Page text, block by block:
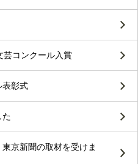
芸コンクール入賞
表彰式
た
京新聞の取材を受けま